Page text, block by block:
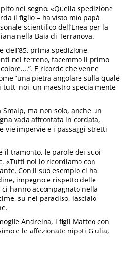
nel segno. «Quella spedizione
il figlio – ha visto mio papà
scientifico dell’Enea per la
nella Baia di Terranova.
dell’85, prima spedizione,
nel terreno, facemmo il primo
E ricordo che venne
“una pietra angolare sulla quale
tutti noi, un maestro specialmente
ma non solo, anche un
vada affrontata in cordata,
vie impervie e i passaggi stretti
il tramonto, le parole dei suoi
«Tutti noi lo ricordiamo con
Con il suo esempio ci ha
impegno e rispetto delle
hanno accompagnato nella
su nel paradiso, lascialo
Andreina, i figli Matteo con
e le affezionate nipoti Giulia,